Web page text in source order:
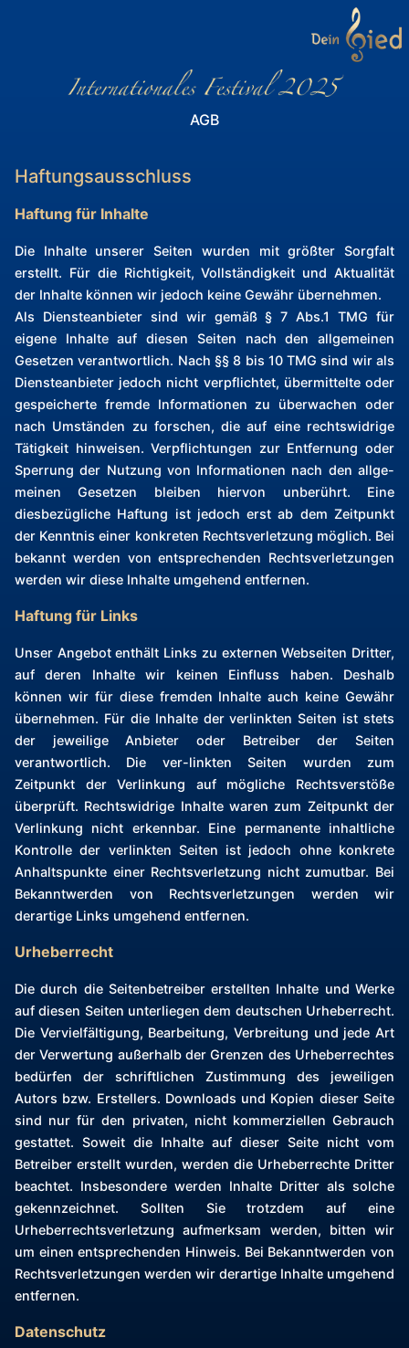
AGB
Haftungsausschluss
Haftung für Inhalte
Die Inhalte unserer Seiten wurden mit größter Sorgfalt
erstellt. Für die Richtigkeit, Vollständigkeit und Aktualität
der Inhalte können wir jedoch keine Gewähr übernehmen.
Als Diensteanbieter sind wir gemäß § 7 Abs.1 TMG für
eigene Inhalte auf diesen Seiten nach den allgemeinen
Gesetzen verantwortlich. Nach §§ 8 bis 10 TMG sind wir als
Diensteanbieter jedoch nicht verpflichtet, übermittelte oder
gespeicherte fremde Informationen zu überwachen oder
nach Umständen zu forschen, die auf eine rechtswidrige
Tätigkeit hinweisen. Verpflichtungen zur Entfernung oder
Sperrung der Nutzung von Informationen nach den allge-
meinen Gesetzen bleiben hiervon unberührt. Eine
diesbezügliche Haftung ist jedoch erst ab dem Zeitpunkt
der Kenntnis einer konkreten Rechtsverletzung möglich. Bei
bekannt werden von entsprechenden Rechtsverletzungen
werden wir diese Inhalte umgehend entfernen.
Haftung für Links
Unser Angebot enthält Links zu externen Webseiten Dritter,
auf deren Inhalte wir keinen Einfluss haben. Deshalb
können wir für diese fremden Inhalte auch keine Gewähr
übernehmen. Für die Inhalte der verlinkten Seiten ist stets
der jeweilige Anbieter oder Betreiber der Seiten
verantwortlich. Die ver-linkten Seiten wurden zum
Zeitpunkt der Verlinkung auf mögliche Rechtsverstöße
überprüft. Rechtswidrige Inhalte waren zum Zeitpunkt der
Verlinkung nicht erkennbar. Eine permanente inhaltliche
Kontrolle der verlinkten Seiten ist jedoch ohne konkrete
Anhaltspunkte einer Rechtsverletzung nicht zumutbar. Bei
Bekanntwerden von Rechtsverletzungen werden wir
derartige Links umgehend entfernen.
Urheberrecht
Die durch die Seitenbetreiber erstellten Inhalte und Werke
auf diesen Seiten unterliegen dem deutschen Urheberrecht.
Die Vervielfältigung, Bearbeitung, Verbreitung und jede Art
der Verwertung außerhalb der Grenzen des Urheberrechtes
bedürfen der schriftlichen Zustimmung des jeweiligen
Autors bzw. Erstellers. Downloads und Kopien dieser Seite
sind nur für den privaten, nicht kommerziellen Gebrauch
gestattet. Soweit die Inhalte auf dieser Seite nicht vom
Betreiber erstellt wurden, werden die Urheberrechte Dritter
beachtet. Insbesondere werden Inhalte Dritter als solche
gekennzeichnet. Sollten Sie trotzdem auf eine
Urheberrechtsverletzung aufmerksam werden, bitten wir
um einen entsprechenden Hinweis. Bei Bekanntwerden von
Rechtsverletzungen werden wir derartige Inhalte umgehend
entfernen.
Datenschutz